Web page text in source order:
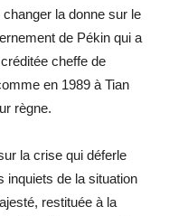
la donne sur le
de Pékin qui a
cheffe de
en 1989 à Tian
règne.
la crise qui déferle
inquiets de la situation
restituée à la